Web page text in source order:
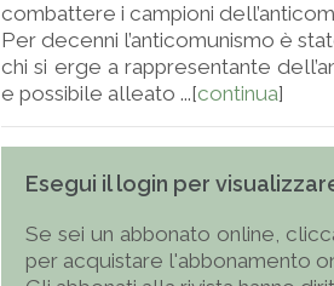
combattere i campioni
Per decenni l’anticomunismo è
chi si erge a rappresentante
e possibile alleato ...[continua]
Esegui il login per
Se sei un abbonato online,
per acquistare l'abbonamento